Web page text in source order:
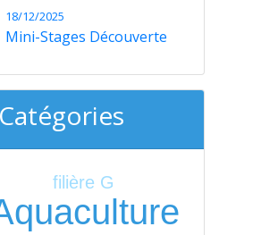
18/12/2025
Mini-Stages Découverte
Catégories
filière G